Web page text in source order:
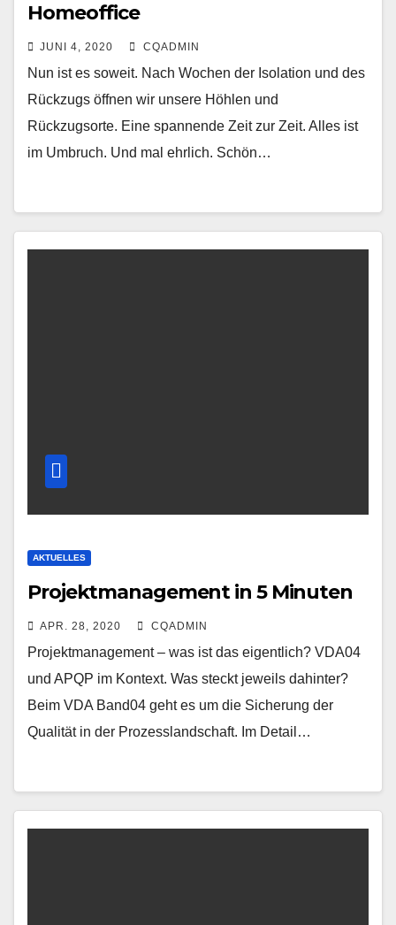
Homeoffice
JUNI 4, 2020 CQADMIN
Nun ist es soweit. Nach Wochen der Isolation und des
Rückzugs öffnen wir unsere Höhlen und
Rückzugsorte. Eine spannende Zeit zur Zeit. Alles ist
im Umbruch. Und mal ehrlich. Schön…
AKTUELLES
Projektmanagement in 5 Minuten
APR. 28, 2020 CQADMIN
Projektmanagement – was ist das eigentlich? VDA04
und APQP im Kontext. Was steckt jeweils dahinter?
Beim VDA Band04 geht es um die Sicherung der
Qualität in der Prozesslandschaft. Im Detail…